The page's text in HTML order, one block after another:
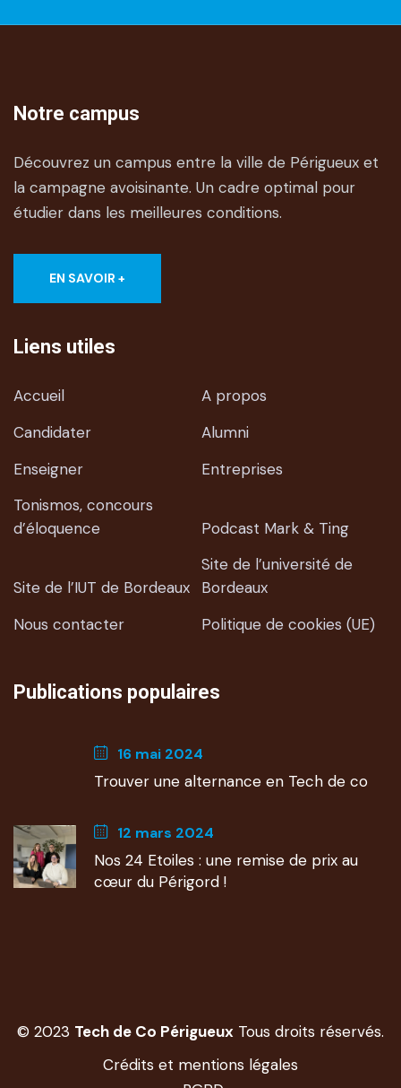
Notre campus
Découvrez un campus entre la ville de Périgueux et
la campagne avoisinante. Un cadre optimal pour
étudier dans les meilleures conditions.
EN SAVOIR +
Liens utiles
Accueil
A propos
Candidater
Alumni
Enseigner
Entreprises
Tonismos, concours
d’éloquence
Podcast Mark & Ting
Site de l’IUT de Bordeaux
Site de l’université de
Bordeaux
Nous contacter
Politique de cookies (UE)
Publications populaires
16 mai 2024
Trouver une alternance en Tech de co
12 mars 2024
Nos 24 Etoiles : une remise de prix au
cœur du Périgord !
© 2023 Tech de Co Périgueux Tous droits réservés.
Crédits et mentions légales